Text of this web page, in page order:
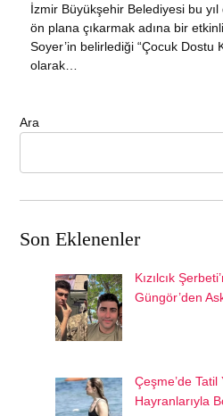
İzmir Büyükşehir Belediyesi bu
ön plana çıkarmak adına bir
Soyer’in belirlediği “Çocuk Dostu
olarak…
Ara
Son Eklenenler
Kızılcık
Güngör’den
Çeşme’de
Hayranlarıyla